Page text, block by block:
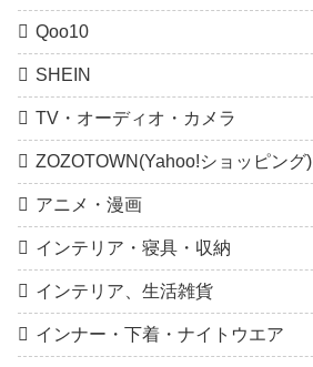
Qoo10
SHEIN
TV・オーディオ・カメラ
ZOZOTOWN(Yahoo!ショッピング)
アニメ・漫画
インテリア・寝具・収納
インテリア、生活雑貨
インナー・下着・ナイトウエア